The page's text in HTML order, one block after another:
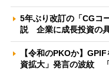
5年ぶり改訂の「CGコ
説 企業に成長投資の
【令和のPKOか】
資拡大」発言の波紋